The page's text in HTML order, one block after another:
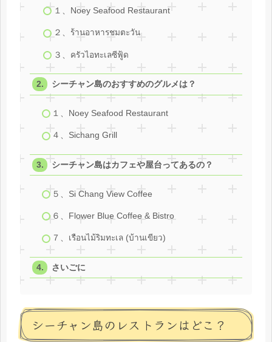
１、Noey Seafood Restaurant
２、ร้านอาหารชมตะวัน
３、ครัวไอทะเลซีฟู้ด
シーチャン島のおすすめのグルメは？
１、Noey Seafood Restaurant
４、Sichang Grill
シーチャン島はカフェや屋台ってあるの？
５、Si Chang View Coffee
６、Flower Blue Coffee & Bistro
７、เรือนไม้ริมทะเล (บ้านเขียว)
さいごに
シーチャン島のレストランはどこ？